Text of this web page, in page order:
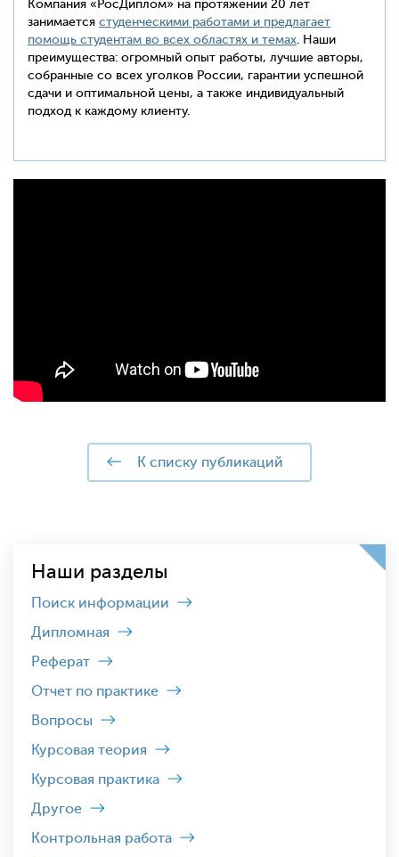
Компания «РосДиплом» на протяжении 20 лет
занимается студенческими работами и предлагает
помощь студентам во всех областях и темах . Наши
преимущества: огромный опыт работы, лучшие авторы,
собранные со всех уголков России, гарантии успешной
сдачи и оптимальной цены, а также индивидуальный
подход к каждому клиенту.
к списку публикаций
Наши разделы
Поиск информации
Дипломная
Реферат
Отчет по практике
Вопросы
Курсовая теория
Курсовая практика
Другое
Контрольная работа